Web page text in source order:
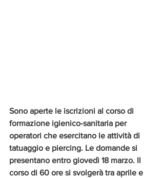
Sono aperte le iscrizioni al corso di
formazione igienico-sanitaria per
operatori che esercitano le attività di
tatuaggio e piercing. Le domande si
presentano entro giovedì 18 marzo. Il
corso di 60 ore si svolgerà tra aprile e